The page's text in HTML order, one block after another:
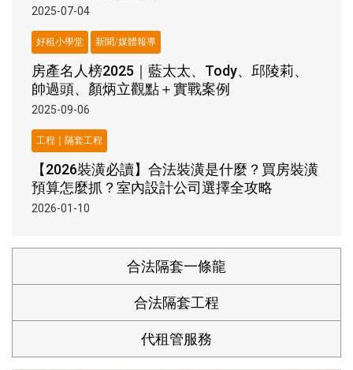
2025-07-04
好租小學堂 新聞/媒體報導
房產名人榜2025｜藍太太、Tody、邱陵莉、
帥過頭、顏炳立觀點＋實戰案例
2025-09-06
工程｜隔套工程
【2026裝潢必讀】合法裝潢是什麼？買房裝潢
預算怎麼抓？室內設計公司選擇全攻略
2026-01-10
合法隔套一條龍
合法隔套工程
代租管服務